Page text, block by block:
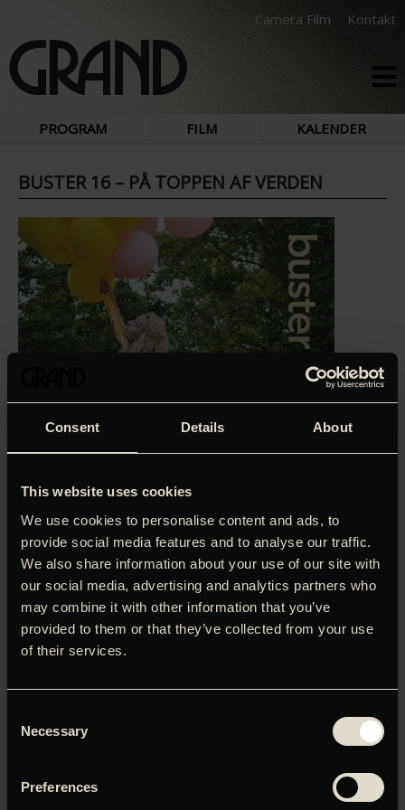
Consent Details About
This website uses cookies
We use cookies to personalise content and ads, to
provide social media features and to analyse our traffic.
We also share information about your use of our site with
our social media, advertising and analytics partners who
may combine it with other information that you’ve
provided to them or that they’ve collected from your use
of their services.
Selection
Necessary
Preferences
Camera Film Kontakt
PROGRAM FILM KALENDER
BUSTER 16 – PÅ TOPPEN AF VERDEN
Året er 1882, og Sasha, en ung pige fra det russiske
bedstefar, en berømt opdagelsesrejsende, er ikke vendt
tilbage efter sin seneste ekspedition til Nordpolen. Han
smittede Sasha med sin eventyrlyst, hvilket ikke passer
hendes forældre, der allerede har arrangeret hendes